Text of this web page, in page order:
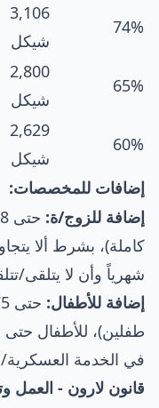
74%
3,106
شيكل
65%
2,800
شيكل
60%
2,629
شيكل
إضافات للمخصصات:
إضافة للزوج/ة:
شهرياً وأن لا
إضافة للأطفال:
في الخدمة العسكرية/
قانون لارون -